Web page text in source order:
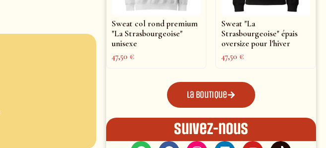
Sweat col rond premium
"La Strasbourgeoise"
unisexe
47,50€
Sweat "La
Strasbourgeoise" épais
oversize pour l'hiver
47,50€
La boutique
Suivez-nous